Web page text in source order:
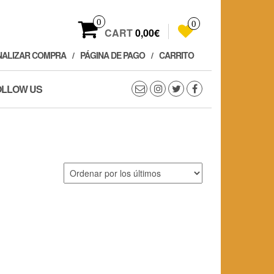
0
CART0,00€
0
COMPRA PÁGINA DE PAGO CARRITO
US